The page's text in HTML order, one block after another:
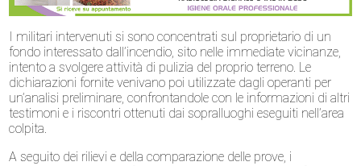
I militari intervenuti si sono concentrati sul proprietario di un
fondo interessato dall’incendio, sito nelle immediate vicinanze,
intento a svolgere attività di pulizia del proprio terreno. Le
dichiarazioni fornite venivano poi utilizzate dagli operanti per
un’analisi preliminare, confrontandole con le informazioni di altri
testimoni e i riscontri ottenuti dai sopralluoghi eseguiti nell’area
colpita.
A seguito dei rilievi e della comparazione delle prove, i